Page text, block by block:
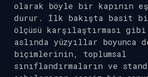
olarak böyle bir kapının
durur. İlk bakışta basit
ölçüsü karşılaştırması gibi
aslında yüzyıllar boyunca
biçimlerinin, toplumsal
sınıflandırmaların ve